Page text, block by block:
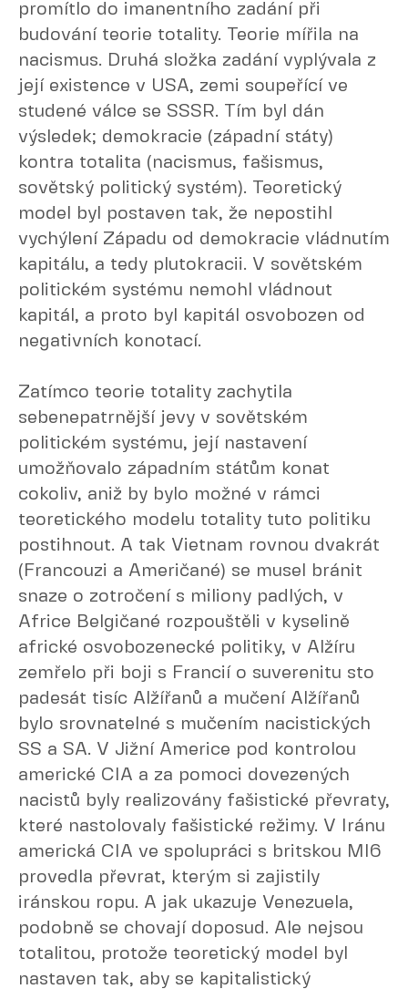
promítlo do imanentního zadání při
budování teorie totality. Teorie mířila na
nacismus. Druhá složka zadání vyplývala z
její existence v USA, zemi soupeřící ve
studené válce se SSSR. Tím byl dán
výsledek; demokracie (západní státy)
kontra totalita (nacismus, fašismus,
sovětský politický systém). Teoretický
model byl postaven tak, že nepostihl
vychýlení Západu od demokracie vládnutím
kapitálu, a tedy plutokracii. V sovětském
politickém systému nemohl vládnout
kapitál, a proto byl kapitál osvobozen od
negativních konotací.
Zatímco teorie totality zachytila
sebenepatrnější jevy v sovětském
politickém systému, její nastavení
umožňovalo západním státům konat
cokoliv, aniž by bylo možné v rámci
teoretického modelu totality tuto politiku
postihnout. A tak Vietnam rovnou dvakrát
(Francouzi a Američané) se musel bránit
snaze o zotročení s miliony padlých, v
Africe Belgičané rozpouštěli v kyselině
africké osvobozenecké politiky, v Alžíru
zemřelo při boji s Francií o suverenitu sto
padesát tisíc Alžířanů a mučení Alžířanů
bylo srovnatelné s mučením nacistických
SS a SA. V Jižní Americe pod kontrolou
americké CIA a za pomoci dovezených
nacistů byly realizovány fašistické převraty,
které nastolovaly fašistické režimy. V Iránu
americká CIA ve spolupráci s britskou MI6
provedla převrat, kterým si zajistily
iránskou ropu. A jak ukazuje Venezuela,
podobně se chovají doposud. Ale nejsou
totalitou, protože teoretický model byl
nastaven tak, aby se kapitalistický